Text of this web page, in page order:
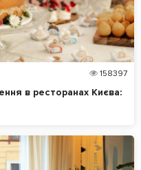
158397
в ресторанах Києва: